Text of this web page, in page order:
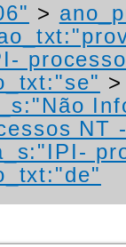
>
>
NT -